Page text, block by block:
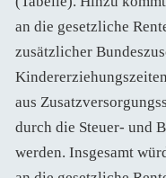
an die gesetzliche
zusätzlicher
aus
durch die Steuer- und
werden. Insgesamt